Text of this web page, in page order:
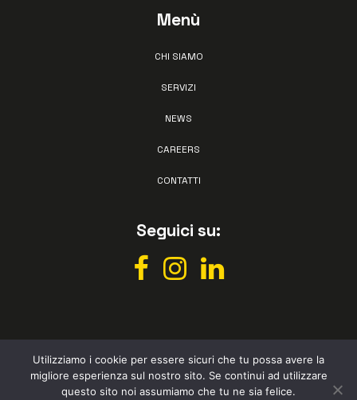
Menù
CHI SIAMO
SERVIZI
NEWS
CAREERS
CONTATTI
Seguici su:
All rights reserved © Vismec 2026 –Privacy policy – Powered by
Utilizziamo i cookie per essere sicuri che tu possa avere la
migliore esperienza sul nostro sito. Se continui ad utilizzare
questo sito noi assumiamo che tu ne sia felice.